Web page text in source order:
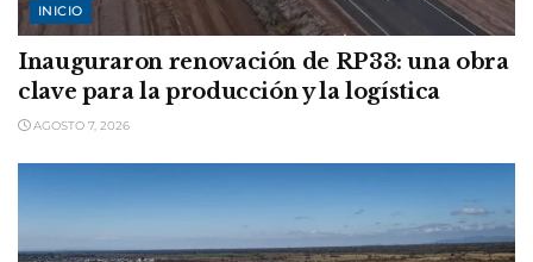
INICIO
Inauguraron renovación de RP33: una obra
clave para la producción y la logística
AGOSTO 7, 2026